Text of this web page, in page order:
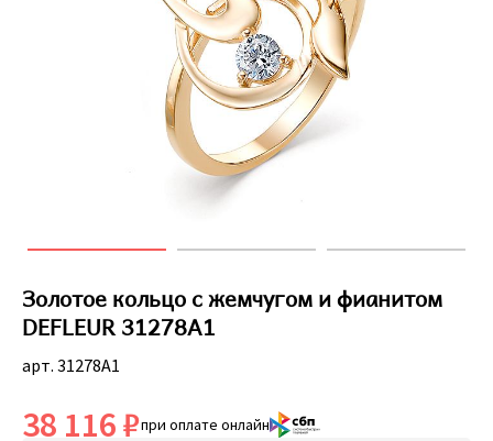
Золотое кольцо с жемчугом и фианитом
DEFLEUR 31278A1
арт. 31278A1
38 116 ₽при оплате онлайн